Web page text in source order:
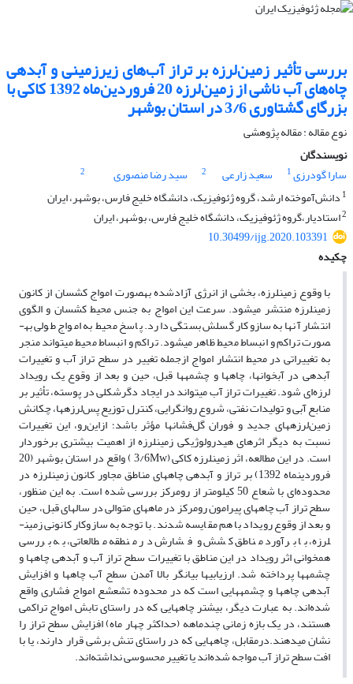
بررسی تأثیر زمین‌لرزه بر تراز آب‌های زیرزمینی و آبدهی
چاه‌های آب ناشی از زمین‌لرزه 20 فروردین‌ماه 1392 کاکی با
بزرگای گشتاوری 3/6 در استان بوشهر
نوع مقاله : مقاله پژوهشی‌
نویسندگان
سارا گودرزی1 سعید زارعی 2 سید رضا منصوری
2
1 دانش‌آموخته ارشد، گروه ژئوفیزیک، دانشگاه خلیج فارس، بوشهر، ایران
2استادیار،گروه ژئوفیزیک، دانشگاه خلیج فارس، بوشهر، ایران
10.30499/ijg.2020.103391
چکیده
با وقوع زمین­لرزه، بخشی از انرژی آزاد­شده به­صورت امواج کشسان از کانون
زمین­لرزه منتشر می­شود. سرعت این امواج به جنس محیط کشسان و الگوی
انتشار آنها به سازوکار گسلش بستگی دارد. پاسخ محیط به امواج طولی به­
صورت تراکم و انبساط محیط ظاهر می­شود. تراکم و انبساط محیط می­تواند منجر
به تغییراتی در محیط انتشار امواج ازجمله تغییر در سطح تراز آب و تغییرات
آبدهی در آبخوان­ها، چاه­ها و چشمه­ها قبل، حین و بعد از وقوع یک رویداد
لرزه‌ای شود. تغییرات تراز آب می­تواند در ایجاد دگرشکلی در پوسته، تأثیر بر
منابع آبی و تولیدات نفتی، شروع روانگرایی، کنترل توزیع پس‌لرزه­ها، چکانش
زمین‌لرزه­های جدید و فوران گل‌فشان­ها مؤثر باشد؛ از‌این‌رو، این تغییرات
نسبت به دیگر اثرهای هیدرولوژیکی زمین­لرزه از اهمیت بیشتری برخوردار
است. در این مطالعه، اثر زمین­لرزه کاکی (3/6Mw ) واقع در استان بوشهر (20
فروردین­ماه 1392) بر تراز و آبدهی چاه­های مناطق مجاور کانون زمین­لرزه در
محدوده‌ای با شعاع 50 کیلومتر از رومرکز بررسی شده است. به این منظور،
سطح تراز آب چاه­های پیرامون رومرکز در ماه­های متوالی در سال­های قبل، حین
و بعد از وقوع رویداد با هم مقایسه شدند. با توجه به سازوکار کانونی زمین­
لرزه، با برآورد مناطق کشش و فشارش در منطقه مطالعاتی، به بررسی
همخوانی اثر رویداد در این مناطق با تغییرات سطح تراز آب و آبدهی چاه­ها و
چشمه­ها پرداخته شد. ارزیابی­ها بیانگر بالا آمدن سطح آب چاه­ها و افزایش
آبدهی چاه­ها و چشمه­هایی است که در محدوده تشعشع امواج فشاری واقع
شده‌اند. به عبارت دیگر، بیشتر چاه­هایی که در راستای تابش امواج تراکمی
هستند، در یک بازه زمانی چند­ماهه (حداکثر چهار ماه) افزایش سطح تراز را
نشان می­دهند.درمقابل، چاه­هایی که در راستای تنش برشی قرار دارند، یا با
افت سطح تراز آب مواجه شده‌اند یا تغییر محسوسی نداشته‌اند.